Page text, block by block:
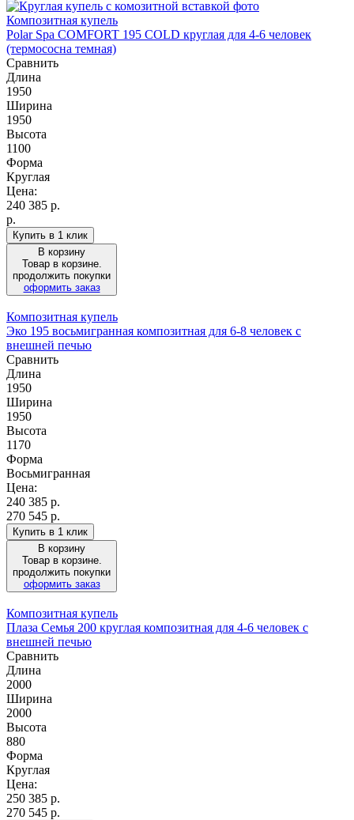
Композитная купель
Polar Spa COMFORT 195 COLD круглая для 4-6 человек
(термососна темная)
Сравнить
Длина
1950
Ширина
1950
Высота
1100
Форма
Круглая
Цена:
240 385 р.
р.
Купить в 1 клик
В корзину
Товар в корзине.
продолжить покупки
оформить заказ
Композитная купель
Эко 195 восьмигранная композитная для 6-8 человек с
внешней печью
Сравнить
Длина
1950
Ширина
1950
Высота
1170
Форма
Восьмигранная
Цена:
240 385 р.
270 545 р.
Купить в 1 клик
В корзину
Товар в корзине.
продолжить покупки
оформить заказ
Композитная купель
Плаза Семья 200 круглая композитная для 4-6 человек с
внешней печью
Сравнить
Длина
2000
Ширина
2000
Высота
880
Форма
Круглая
Цена:
250 385 р.
270 545 р.